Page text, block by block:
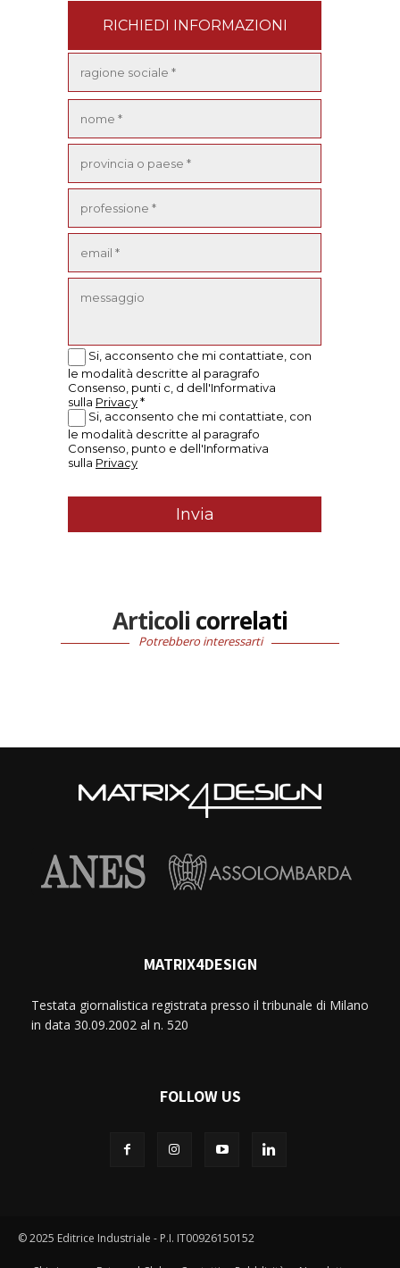
Articoli correlati
Potrebbero interessarti
MATRIX4DESIGN
Testata giornalistica registrata presso il tribunale di Milano
in data 30.09.2002 al n. 520
FOLLOW US
© 2025 Editrice Industriale - P.I. IT00926150152